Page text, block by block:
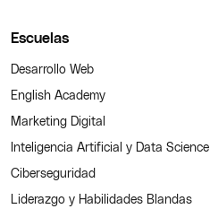
Escuelas
Desarrollo Web
English Academy
Marketing Digital
Inteligencia Artificial y Data Science
Ciberseguridad
Liderazgo y Habilidades Blandas